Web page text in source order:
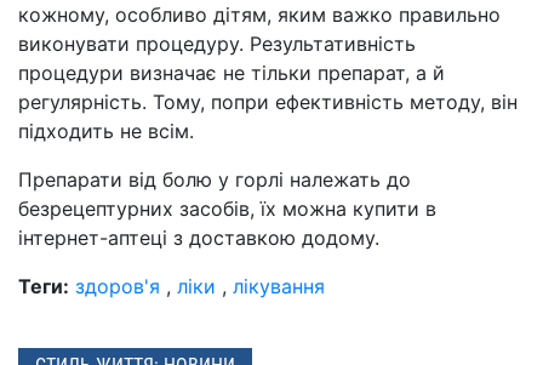
кожному, особливо дітям, яким важко правильно
виконувати процедуру. Результативність
процедури визначає не тільки препарат, а й
регулярність. Тому, попри ефективність методу, він
підходить не всім.
Препарати від болю у горлі належать до
безрецептурних засобів, їх можна купити в
інтернет-аптеці з доставкою додому.
Теги: здоров'я , ліки , лікування